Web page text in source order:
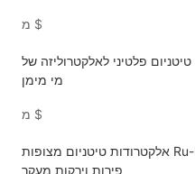
$
פלטיני לאלקטרוליזה של
מי מימן
$
אלקטרודות טיטניום מצופות Ru-Ir אנודה לחיטוי
פירות וירקות מעקר